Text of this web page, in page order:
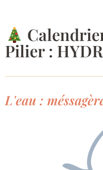
Pilier :
L'eau :